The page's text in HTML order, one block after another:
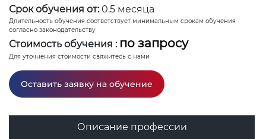
Срок обучения от: 0.5 месяца
Длительность обучения соответствует минимальным срокам обучения
согласно законодательству
Стоимость обучения : по запросу
Для уточнения стоимости свяжитесь с нами
Оставить заявку на обучение
Описание профессии